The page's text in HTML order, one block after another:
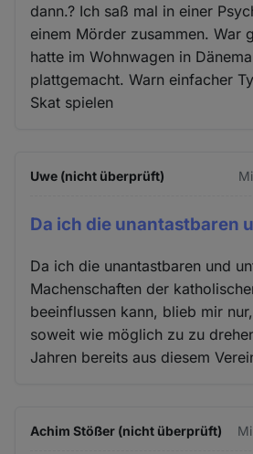
dann.? Ich saß mal in einer
einem Mörder zusammen. War
hatte im Wohnwagen in
plattgemacht. Warn einfacher
Skat spielen
Uwe (nicht überprüft)
Da ich die unantastbaren
Da ich die unantastbaren und
Machenschaften der
beeinflussen kann, blieb mir
soweit wie möglich zu zu
Jahren bereits aus diesem
Achim Stößer (nicht überprüft)